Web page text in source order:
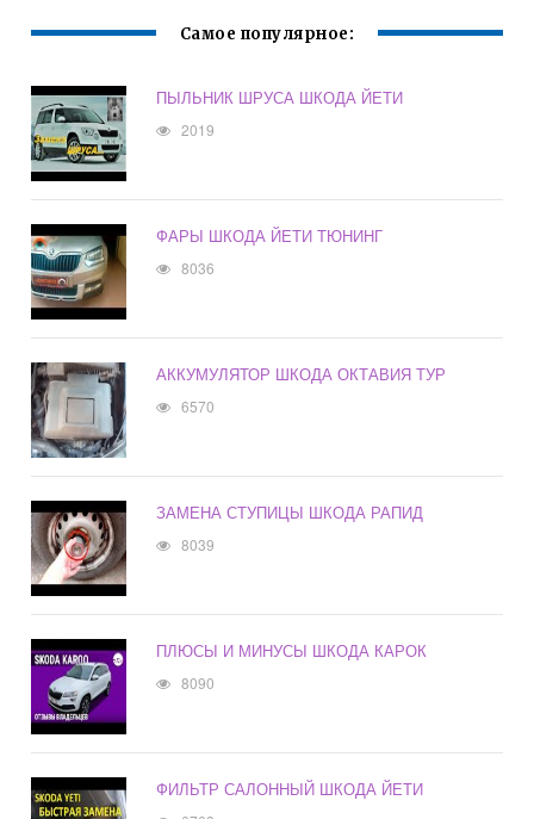
Самое популярное:
ПЫЛЬНИК ШРУСА ШКОДА ЙЕТИ
2019
ФАРЫ ШКОДА ЙЕТИ ТЮНИНГ
8036
АККУМУЛЯТОР ШКОДА ОКТАВИЯ ТУР
6570
ЗАМЕНА СТУПИЦЫ ШКОДА РАПИД
8039
ПЛЮСЫ И МИНУСЫ ШКОДА КАРОК
8090
ФИЛЬТР САЛОННЫЙ ШКОДА ЙЕТИ